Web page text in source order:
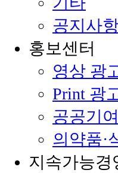
공지사
홍보센터
영상 광
Print 광
공공기
의약품·
지속가능경